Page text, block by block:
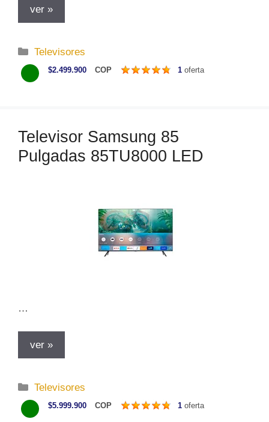
ver »
C
a
t
r
í
Televisores
$2.499.900 COP 1 oferta
Televisor Samsung 85
Pulgadas 85TU8000 LED
…
ver »
C
a
t
Televisores
$5.999.900 COP 1 oferta